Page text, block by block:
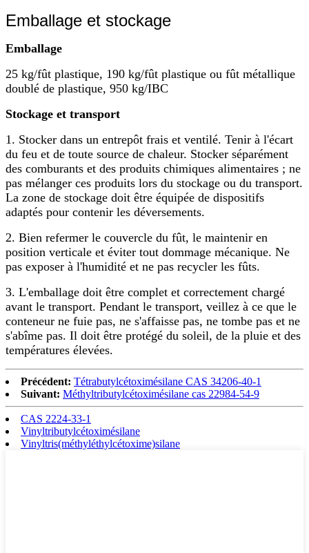
Emballage et stockage
Emballage
25 kg/fût plastique, 190 kg/fût plastique ou fût métallique
doublé de plastique, 950 kg/IBC
Stockage et transport
1. Stocker dans un entrepôt frais et ventilé. Tenir à l'écart
du feu et de toute source de chaleur. Stocker séparément
des comburants et des produits chimiques alimentaires ; ne
pas mélanger ces produits lors du stockage ou du transport.
La zone de stockage doit être équipée de dispositifs
adaptés pour contenir les déversements.
2. Bien refermer le couvercle du fût, le maintenir en
position verticale et éviter tout dommage mécanique. Ne
pas exposer à l'humidité et ne pas recycler les fûts.
3. L'emballage doit être complet et correctement chargé
avant le transport. Pendant le transport, veillez à ce que le
conteneur ne fuie pas, ne s'affaisse pas, ne tombe pas et ne
s'abîme pas. Il doit être protégé du soleil, de la pluie et des
températures élevées.
Précédent: Tétrabutylcétoximésilane CAS 34206-40-1
Suivant: Méthyltributylcétoximésilane cas 22984-54-9
CAS 2224-33-1
Vinyltributylcétoximésilane
Vinyltris(méthyléthylcétoxime)silane